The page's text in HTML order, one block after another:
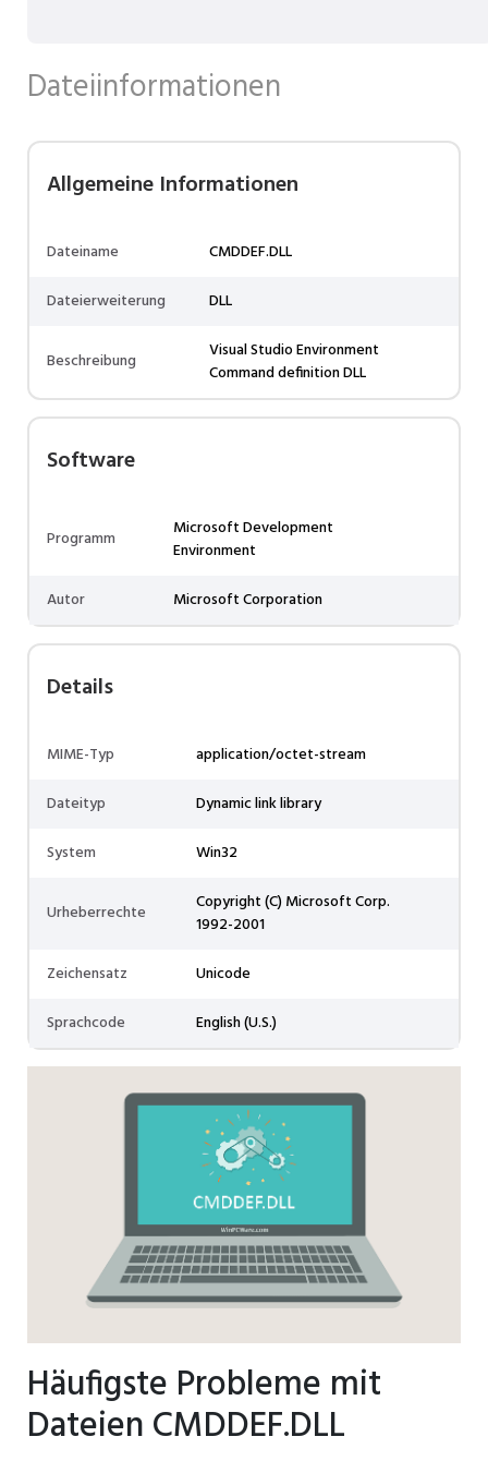
Dateiinformationen
Allgemeine Informationen
Dateiname
CMDDEF.DLL
Dateierweiterung
DLL
Beschreibung
Visual Studio Environment
Command definition DLL
Software
Programm
Microsoft Development
Environment
Autor
Microsoft Corporation
Details
MIME-Typ
application/octet-stream
Dateityp
Dynamic link library
System
Win32
Urheberrechte
Copyright (C) Microsoft Corp.
1992-2001
Zeichensatz
Unicode
Sprachcode
English (U.S.)
Häufigste Probleme mit
Dateien CMDDEF.DLL